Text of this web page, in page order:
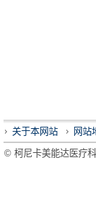
关于本网站 网站
© 柯尼卡美能达医疗